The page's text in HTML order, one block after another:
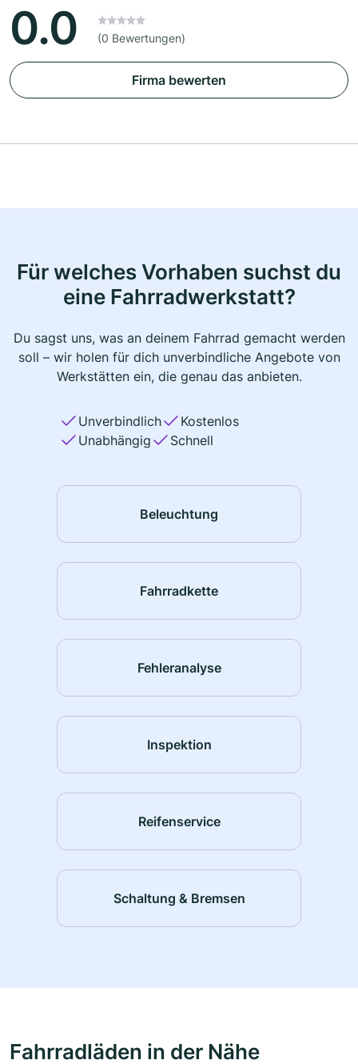
0.0 (0 Bewertungen)
Firma bewerten
Für welches Vorhaben suchst du
eine Fahrradwerkstatt?
Du sagst uns, was an deinem Fahrrad gemacht werden
soll – wir holen für dich unverbindliche Angebote von
Werkstätten ein, die genau das anbieten.
Unverbindlich
Kostenlos
Unabhängig
Schnell
Beleuchtung
Fahrradkette
Fehleranalyse
Inspektion
Reifenservice
Schaltung & Bremsen
Fahrradläden in der Nähe